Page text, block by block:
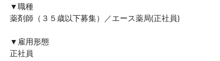
▼職種
薬剤師（３５歳以下募集）／エース薬局(正社員)
▼雇用形態
正社員